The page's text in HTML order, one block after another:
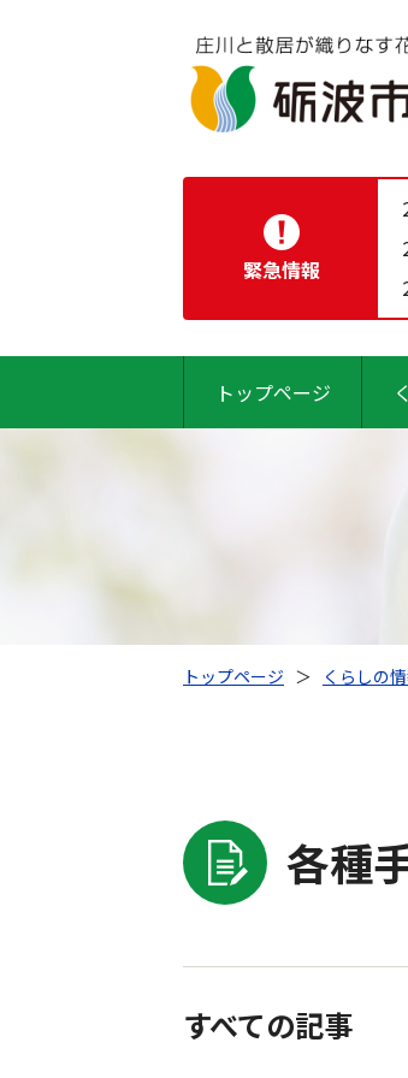
緊急情報
トップページ
トップページ ＞ くらしの
各種
すべての記事